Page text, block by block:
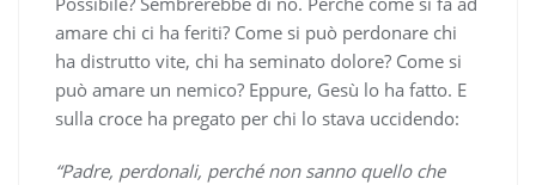
amare chi ci ha feriti? Come si può perdonare chi
ha distrutto vite, chi ha seminato dolore? Come si
può amare un nemico? Eppure, Gesù lo ha fatto. E
sulla croce ha pregato per chi lo stava uccidendo:
“Padre, perdonali, perché non sanno quello che